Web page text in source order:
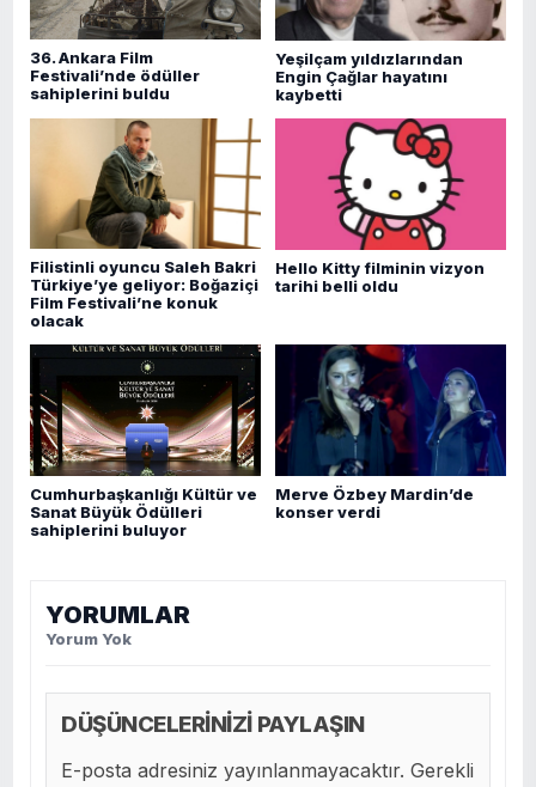
36. Ankara Film
Festivali’nde ödüller
sahiplerini buldu
Yeşilçam yıldızlarından
Engin Çağlar hayatını
kaybetti
Filistinli oyuncu Saleh Bakri
Türkiye’ye geliyor: Boğaziçi
Film Festivali’ne konuk
olacak
Hello Kitty filminin vizyon
tarihi belli oldu
Cumhurbaşkanlığı Kültür ve
Sanat Büyük Ödülleri
sahiplerini buluyor
Merve Özbey Mardin’de
konser verdi
YORUMLAR
Yorum Yok
DÜŞÜNCELERİNİZİ PAYLAŞIN
E-posta adresiniz yayınlanmayacaktır. Gerekli